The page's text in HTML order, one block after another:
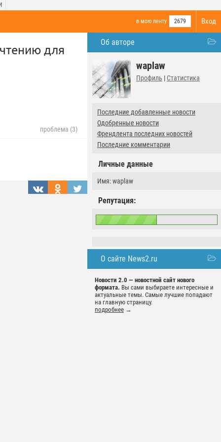
Вход
в мою ленту 2679
Об авторе
waplaw
Профиль | Статистика
Последние добавленные новости
Одобренные новости
Френдлента последних новостей
Последние комментарии
Личные данные
Имя: waplaw
Репутация:
О сайте News2.ru
Новости 2.0 — новостной сайт нового
формата. Вы сами выбираете интересные и
актуальные темы. Самые лучшие попадают
на главную страницу.
подробнее →
для
проблема (3)